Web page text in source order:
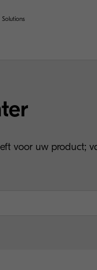
Solutions
voor uw product;